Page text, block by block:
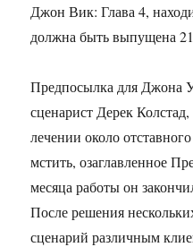
Джон Вик: Глава 4,
должна быть выпущена
Предпосылка для Джона
сценарист Дерек
лечении около
мстить, озаглавленное
месяца работы он
После решения
сценарий различным